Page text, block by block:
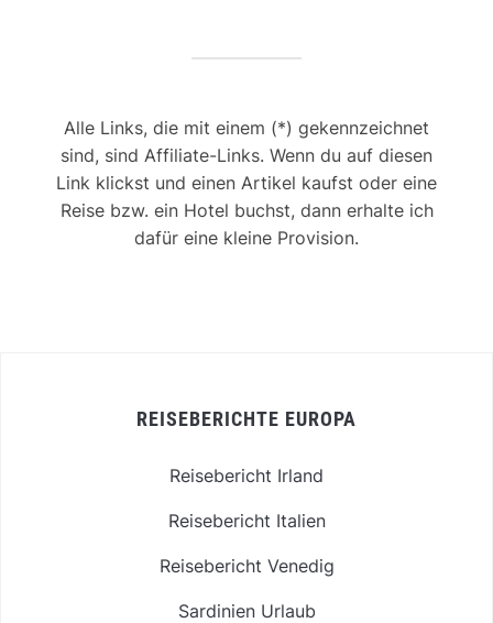
Alle Links, die mit einem (*) gekennzeichnet
sind, sind Affiliate-Links. Wenn du auf diesen
Link klickst und einen Artikel kaufst oder eine
Reise bzw. ein Hotel buchst, dann erhalte ich
dafür eine kleine Provision.
REISEBERICHTE EUROPA
Reisebericht Irland
Reisebericht Italien
Reisebericht Venedig
Sardinien Urlaub